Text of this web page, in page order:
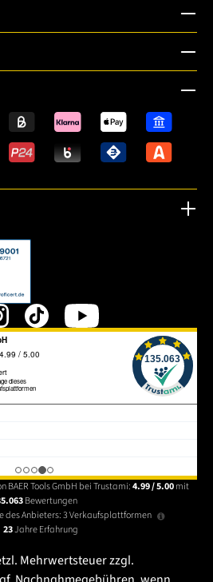
neuen Tab.
BAER Tools GmbH bei Trustami:4.99 / 5.00mit
Bewertungen
des Anbieters: 3 Verkaufsplattformen
23Jahre Erfahrung
Mehrwertsteuer zzgl.